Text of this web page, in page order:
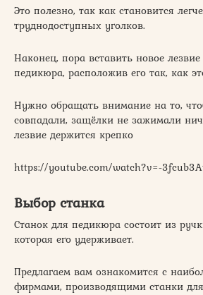
Это полезно, так как становится
труднодоступных уголков.
Наконец, пора вставить новое
педикюра, расположив его так, как
Нужно обращать внимание на то,
совпадали, защёлки не зажимали
лезвие держится крепко
https://youtube.com/watch?v=-
Выбор станка
Станок для педикюра состоит из
которая его удерживает.
Предлагаем вам ознакомится с
фирмами, производящими станки